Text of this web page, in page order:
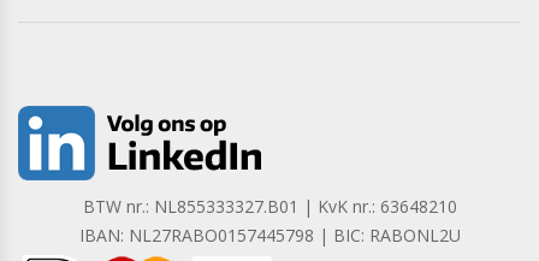
BTW nr.: NL855333327.B01 | KvK nr.: 63648210
IBAN: NL27RABO0157445798 | BIC: RABONL2U